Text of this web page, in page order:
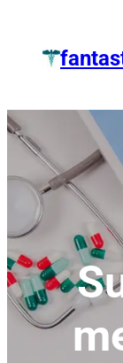
springen